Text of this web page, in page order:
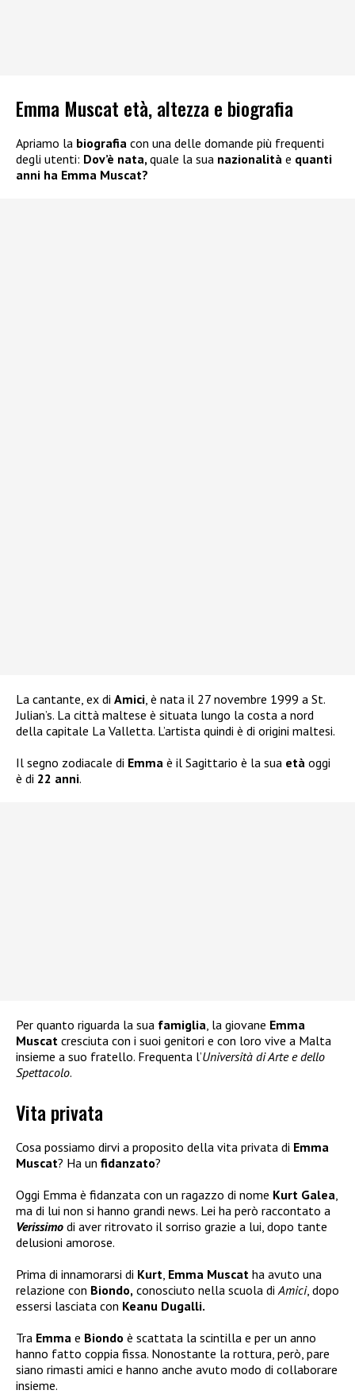
Emma Muscat età, altezza e biografia
Apriamo la biografia con una delle domande più frequenti
degli utenti: Dov’è nata, quale la sua nazionalità e quanti
anni ha Emma Muscat?
La cantante, ex di Amici , è nata il 27 novembre 1999 a St.
Julian’s. La città maltese è situata lungo la costa a nord
della capitale La Valletta. L’artista quindi è di origini maltesi.
Il segno zodiacale di Emma è il Sagittario è la sua età oggi
è di 22 anni.
Per quanto riguarda la sua famiglia , la giovane Emma
Muscat cresciuta con i suoi genitori e con loro vive a Malta
insieme a suo fratello. Frequenta l’Università di Arte e dello
Spettacolo.
Vita privata
Cosa possiamo dirvi a proposito della vita privata di Emma
Muscat? Ha un fidanzato?
Oggi Emma è fidanzata con un ragazzo di nome Kurt Galea,
ma di lui non si hanno grandi news. Lei ha però raccontato a
Verissimo di aver ritrovato il sorriso grazie a lui, dopo tante
delusioni amorose.
Prima di innamorarsi di Kurt, Emma Muscat ha avuto una
relazione con Biondo, conosciuto nella scuola diAmici, dopo
essersi lasciata con Keanu Dugalli.
Tra Emma e Biondo è scattata la scintilla e per un anno
hanno fatto coppia fissa. Nonostante la rottura, però, pare
siano rimasti amici e hanno anche avuto modo di collaborare
insieme.